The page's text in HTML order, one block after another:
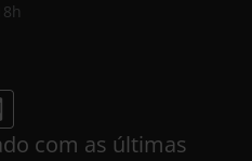
com as últimas